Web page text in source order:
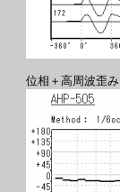
位相＋高周波歪み